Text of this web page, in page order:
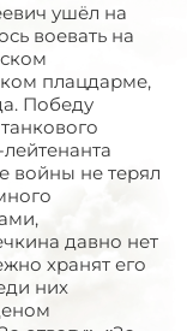
ушёл на
воевать на
плацдарме,
Победу
войны не терял
давно нет
хранят его
них